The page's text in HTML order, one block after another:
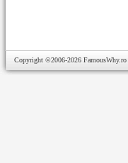
Copyright ©2006-2026 FamousWhy.ro